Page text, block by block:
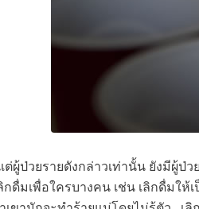
ต่ผู้ป่วยรายดังกล่าวเท่านั้น ยังมีผู้
กดื่มเพื่อใครบางคน เช่น เลิกดื่มใ